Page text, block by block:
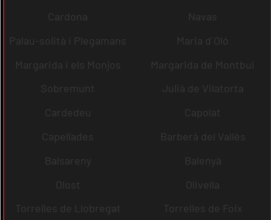
Cardona
Navas
Palau-solità i Plegamans
Maria d´Oló
Margarida i els Monjos
Margarida de Montbui
Sobremunt
Julià de Vilatorta
Cardedeu
Capolat
Capellades
Barberà del Vallès
Balsareny
Balenyà
Olost
Olivella
Torrelles de Llobregat
Torrelles de Foix